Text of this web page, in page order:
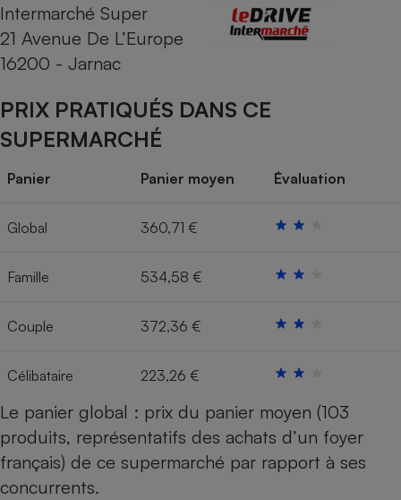
Intermarché Super
21 Avenue De L’Europe
16200 - Jarnac
PRIX PRATIQUÉS DANS CE
SUPERMARCHÉ
Panier Panier moyen Évaluation
Global 360,71 €
Famille 534,58 €
Couple 372,36 €
Célibataire 223,26 €
Le panier global : prix du panier moyen (103
produits, représentatifs des achats d’un foyer
français) de ce supermarché par rapport à ses
concurrents.
Cafetière à expressos
Robot ménager